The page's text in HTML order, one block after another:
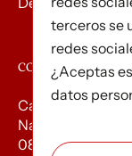
CONTACTO
Carrer d’Edison, 3
Nau A. Polígon
08754 El Papiol
terceros se
redes
¿Aceptas
datos